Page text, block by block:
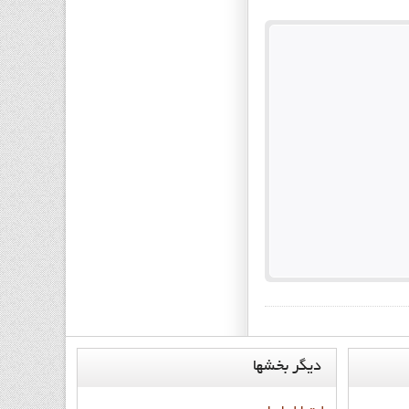
ديگر بخشها